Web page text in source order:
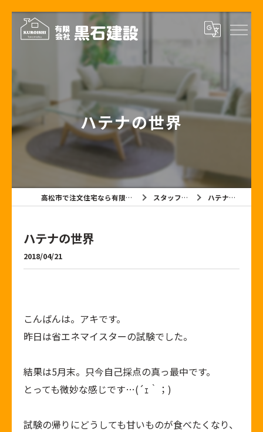
ハテナの世界
高松市で注文住宅なら有限会社黒石建設 スタッフブログ ハテナの世界
ハテナの世界
2018/04/21
こんばんは。アキです。
昨日は省エネマイスターの試験でした。
結果は5月末。只今自己採点の真っ最中です。
とっても微妙な感じです…(´ｪ｀；)
試験の帰りにどうしても甘いものが食べたくなり、